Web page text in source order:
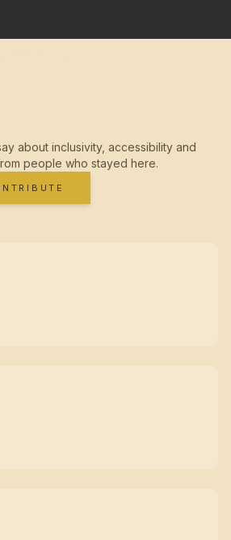
about inclusivity, accessibility and
people who stayed here.